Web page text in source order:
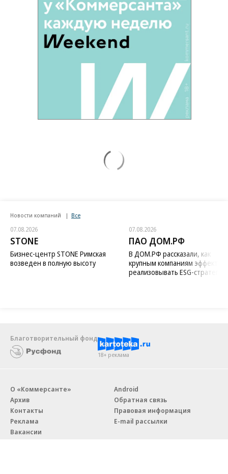
Новости компаний Все
07.08.2026
STONE
Бизнес-центр STONE Римская
возведен в полную высоту
07.08.2026
ПАО ДОМ.РФ
В ДОМ.РФ рассказали, как
крупным компаниям
реализовывать ESG-стратегию
Благотворительный фонд
18+ реклама
О «Коммерсанте»
Архив
Контакты
Реклама
Вакансии
Android
Обратная связь
Правовая информация
E-mail рассылки